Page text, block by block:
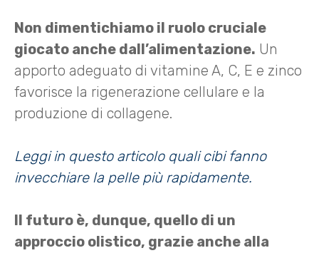
Non dimentichiamo il ruolo cruciale
giocato anche dall’alimentazione. Un
apporto adeguato di vitamine A, C, E e zinco
favorisce la rigenerazione cellulare e la
produzione di collagene.
Leggi in questo articolo quali cibi fanno
invecchiare la pelle più rapidamente.
Il futuro è, dunque, quello di un
approccio olistico, grazie anche alla